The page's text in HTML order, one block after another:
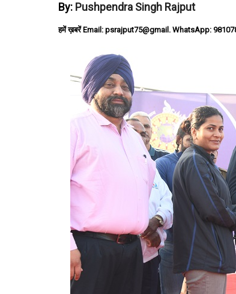
By: Pushpendra Singh Rajput
हमें ख़बरें Email: psrajput75@gmail. WhatsApp: